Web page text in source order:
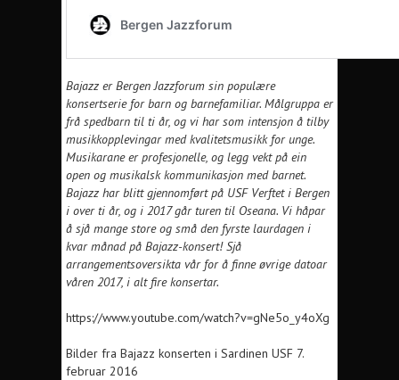
Bajazz er Bergen Jazzforum sin populære
konsertserie for barn og barnefamiliar. Målgruppa er
frå spedbarn til ti år, og vi har som intensjon å tilby
musikkopplevingar med kvalitetsmusikk for unge.
Musikarane er profesjonelle, og legg vekt på ein
open og musikalsk kommunikasjon med barnet.
Bajazz har blitt gjennomført på USF Verftet i Bergen
i over ti år, og i 2017 går turen til Oseana. Vi håpar
å sjå mange store og små den fyrste laurdagen i
kvar månad på Bajazz-konsert! Sjå
arrangementsoversikta vår for å finne øvrige datoar
våren 2017, i alt fire konsertar.
https://www.youtube.com/watch?v=gNe5o_y4oXg
Bilder fra Bajazz konserten i Sardinen USF 7.
februar 2016